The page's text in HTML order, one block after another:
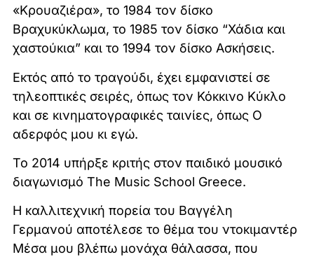
«Κρουαζιέρα», το 1984 τον δίσκο
Βραχυκύκλωμα, το 1985 τον δίσκο “Χάδια και
χαστούκια” και το 1994 τον δίσκο Ασκήσεις.
Εκτός από το τραγούδι, έχει εμφανιστεί σε
τηλεοπτικές σειρές, όπως τον Κόκκινο Κύκλο
και σε κινηματογραφικές ταινίες, όπως Ο
αδερφός μου κι εγώ.
Το 2014 υπήρξε κριτής στον παιδικό μουσικό
διαγωνισμό The Music School Greece.
Η καλλιτεχνική πορεία του Βαγγέλη
Γερμανού αποτέλεσε το θέμα του ντοκιμαντέρ
Μέσα μου βλέπω μονάχα θάλασσα, που